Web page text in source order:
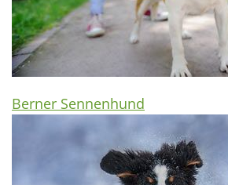
Berner Sennenhund